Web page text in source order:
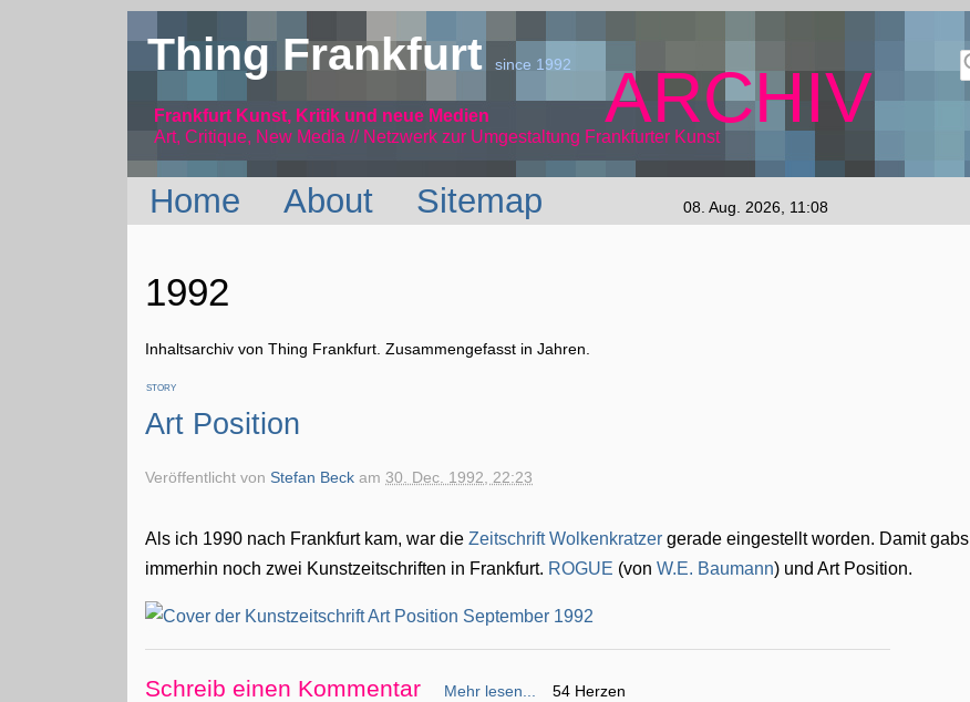
Thing Frankfurtsince 1992
Frankfurt Kunst, Kritik und neue Medien
Art, Critique, New Media // Netzwerk
ARCHIV
zur Umgestaltung Frankfurter Kunst
Home About Sitemap 08. Aug. 2026, 11:08
1992
Inhaltsarchiv von Thing Frankfurt. Zusammengefasst in Jahren.
STORY
Art Position
Veröffentlicht vonStefan Beck am 30. Dec. 1992, 22:23
Als ich 1990 nach Frankfurt kam, war dieZeitschrift Wolkenkratzer gerade eingestellt worden. Damit gabs
immerhin noch zwei Kunstzeitschriften in Frankfurt. ROGUE (vonW.E. Baumann) und Art Position.
Schreib einen Kommentar Mehr lesen... 54 Herzen